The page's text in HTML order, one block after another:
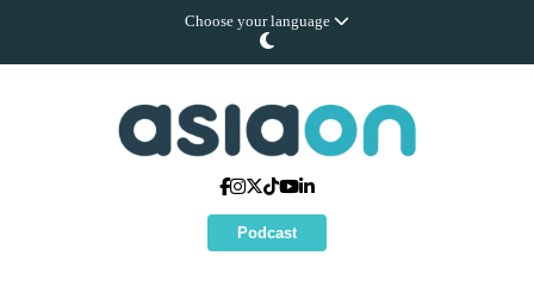
Choose your language
Podcast